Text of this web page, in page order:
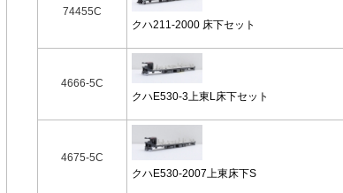
74455C
クハ211-2000 床下セット
4666-5C
クハE530-3上東L床下セット
4675-5C
クハE530-2007上東床下S